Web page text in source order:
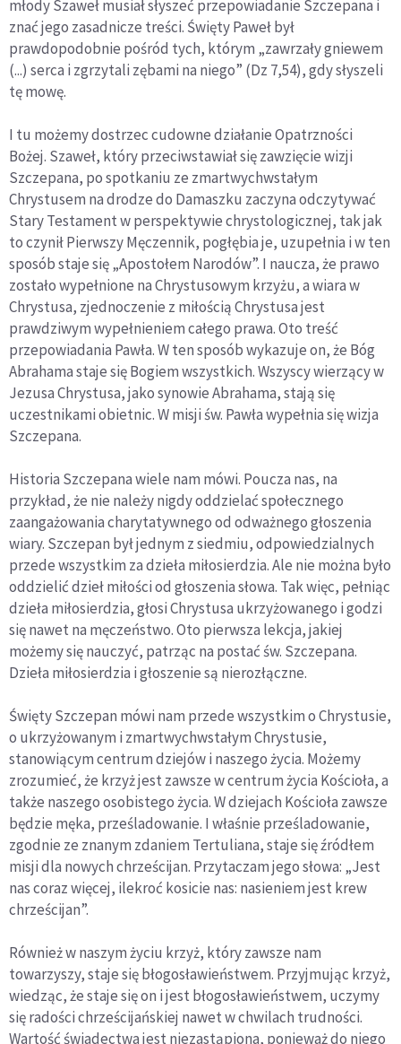
młody Szaweł musiał słyszeć przepowiadanie Szczepana i
znać jego zasadnicze treści. Święty Paweł był
prawdopodobnie pośród tych, którym „zawrzały gniewem
(...) serca i zgrzytali zębami na niego” (Dz 7,54), gdy słyszeli
tę mowę.
I tu możemy dostrzec cudowne działanie Opatrzności
Bożej. Szaweł, który przeciwstawiał się zawzięcie wizji
Szczepana, po spotkaniu ze zmartwychwstałym
Chrystusem na drodze do Damaszku zaczyna odczytywać
Stary Testament w perspektywie chrystologicznej, tak jak
to czynił Pierwszy Męczennik, pogłębia je, uzupełnia i w ten
sposób staje się „Apostołem Narodów”. I naucza, że prawo
zostało wypełnione na Chrystusowym krzyżu, a wiara w
Chrystusa, zjednoczenie z miłością Chrystusa jest
prawdziwym wypełnieniem całego prawa. Oto treść
przepowiadania Pawła. W ten sposób wykazuje on, że Bóg
Abrahama staje się Bogiem wszystkich. Wszyscy wierzący w
Jezusa Chrystusa, jako synowie Abrahama, stają się
uczestnikami obietnic. W misji św. Pawła wypełnia się wizja
Szczepana.
Historia Szczepana wiele nam mówi. Poucza nas, na
przykład, że nie należy nigdy oddzielać społecznego
zaangażowania charytatywnego od odważnego głoszenia
wiary. Szczepan był jednym z siedmiu, odpowiedzialnych
przede wszystkim za dzieła miłosierdzia. Ale nie można było
oddzielić dzieł miłości od głoszenia słowa. Tak więc, pełniąc
dzieła miłosierdzia, głosi Chrystusa ukrzyżowanego i godzi
się nawet na męczeństwo. Oto pierwsza lekcja, jakiej
możemy się nauczyć, patrząc na postać św. Szczepana.
Dzieła miłosierdzia i głoszenie są nierozłączne.
Święty Szczepan mówi nam przede wszystkim o Chrystusie,
o ukrzyżowanym i zmartwychwstałym Chrystusie,
stanowiącym centrum dziejów i naszego życia. Możemy
zrozumieć, że krzyż jest zawsze w centrum życia Kościoła, a
także naszego osobistego życia. W dziejach Kościoła zawsze
będzie męka, prześladowanie. I właśnie prześladowanie,
zgodnie ze znanym zdaniem Tertuliana, staje się źródłem
misji dla nowych chrześcijan. Przytaczam jego słowa: „Jest
nas coraz więcej, ilekroć kosicie nas: nasieniem jest krew
chrześcijan”.
Również w naszym życiu krzyż, który zawsze nam
towarzyszy, staje się błogosławieństwem. Przyjmując krzyż,
wiedząc, że staje się on i jest błogosławieństwem, uczymy
się radości chrześcijańskiej nawet w chwilach trudności.
Wartość świadectwa jest niezastąpiona, ponieważ do niego